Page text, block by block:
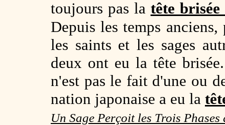
toujours pas la tête
Depuis les temps
les saints et les sages
deux ont eu la tête
n'est pas le fait d'une ou
nation japonaise a eu la
Un Sage Perçoit les Trois